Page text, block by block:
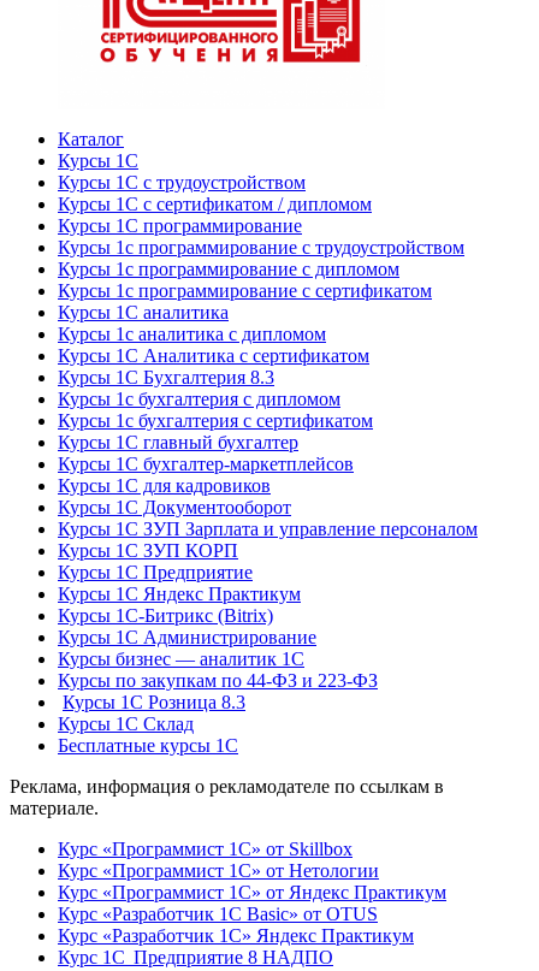
Каталог
Курсы 1С
Курсы 1С с трудоустройством
Курсы 1С с сертификатом / дипломом
Курсы 1С программирование
Курсы 1с программирование с трудоустройством
Курсы 1с программирование с дипломом
Курсы 1с программирование с сертификатом
Курсы 1С аналитика
Курсы 1с аналитика с дипломом
Курсы 1С Аналитика с сертификатом
Курсы 1С Бухгалтерия 8.3
Курсы 1с бухгалтерия с дипломом
Курсы 1с бухгалтерия с сертификатом
Курсы 1С главный бухгалтер
Курсы 1С бухгалтер-маркетплейсов
Курсы 1С для кадровиков
Курсы 1С Документооборот
Курсы 1С ЗУП Зарплата и управление персоналом
Курсы 1С ЗУП КОРП
Курсы 1С Предприятие
Курсы 1С Яндекс Практикум
Курсы 1С-Битрикс (Bitrix)
Курсы 1С Администрирование
Курсы бизнес — аналитик 1С
Курсы по закупкам по 44‑ФЗ и 223‑ФЗ
Курсы 1С Розница 8.3
Курсы 1С Склад
Бесплатные курсы 1С
Реклама, информация о рекламодателе по ссылкам в
материале.
Курс «Программист 1С» от Skillbox
Курс «Программист 1С» от Нетологии
Курс «Программист 1С» от Яндекс Практикум
Курс «Разработчик 1С Basic» от OTUS
Курс «Разработчик 1С» Яндекс Практикум
Курс 1С Предприятие 8 НАДПО